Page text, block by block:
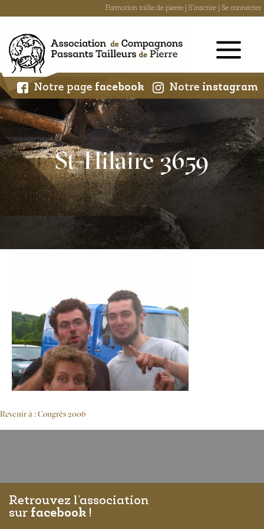
Formation taille de pierre S'inscrire Se connecter
content
Notre page facebook Notre instagram
St-Hilaire 3659
Revenir à : Congrès 2006
Retrouvez l’association
sur facebook !